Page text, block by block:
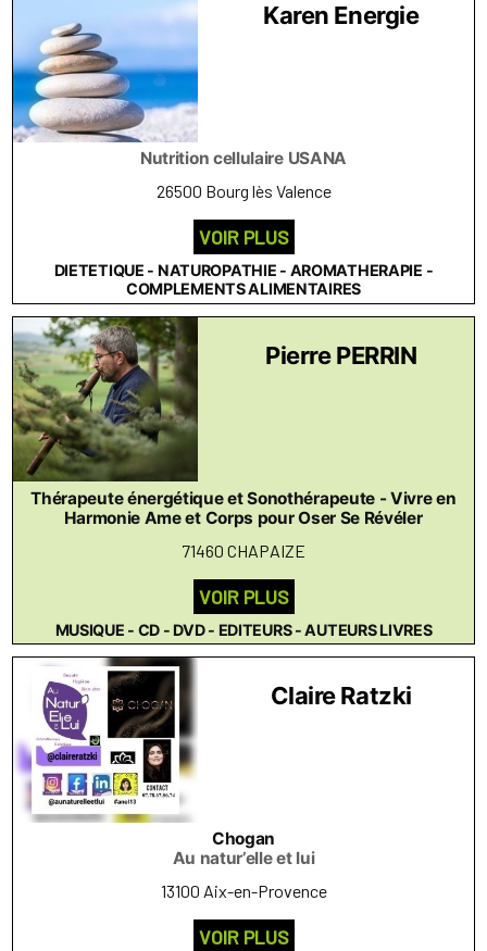
Karen Energie
Nutrition cellulaire USANA
26500 Bourg lès Valence
VOIR PLUS
DIETETIQUE - NATUROPATHIE - AROMATHERAPIE -
COMPLEMENTS ALIMENTAIRES
Pierre PERRIN
Thérapeute énergétique et Sonothérapeute - Vivre en
Harmonie Ame et Corps pour Oser Se Révéler
71460 CHAPAIZE
VOIR PLUS
MUSIQUE - CD - DVD - EDITEURS - AUTEURS LIVRES
Claire Ratzki
Chogan
Au natur’elle et lui
13100 Aix-en-Provence
VOIR PLUS